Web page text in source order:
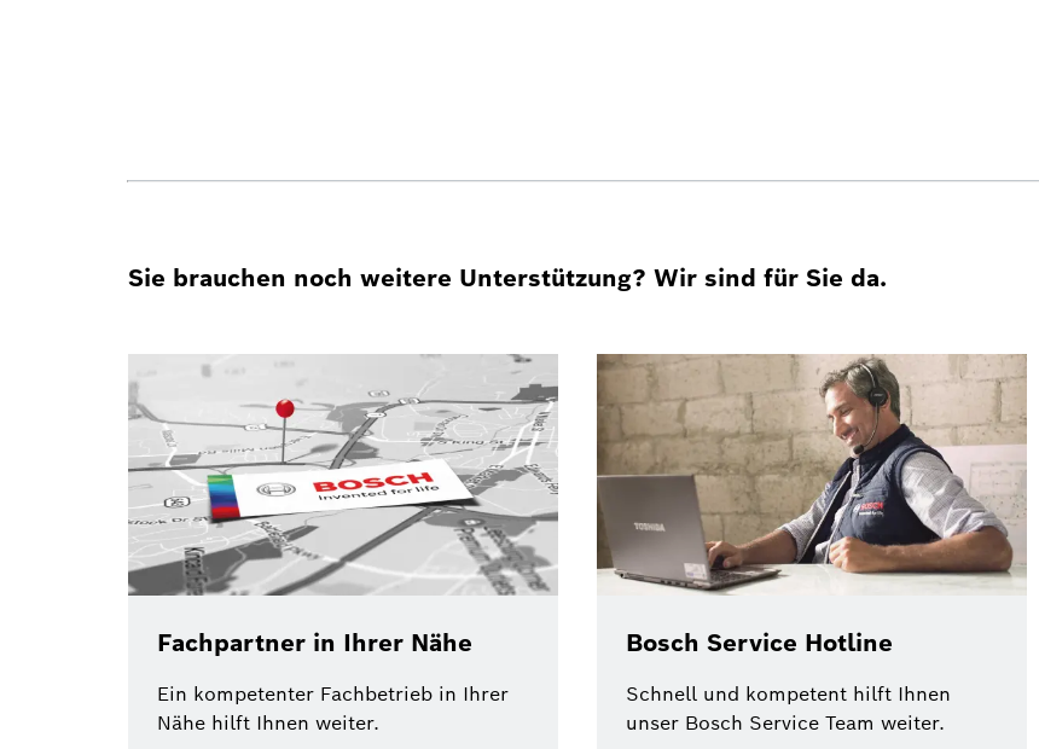
Sie brauchen noch weitere Unterstützung? Wir sind für Sie da.
Fachpartner in Ihrer Nähe
Ein kompetenter Fachbetrieb in Ihrer
Nähe hilft Ihnen weiter.
Bosch Service Hotline
Schnell und kompetent hilft Ihnen
unser Bosch Service Team weiter.